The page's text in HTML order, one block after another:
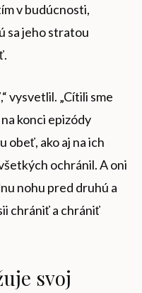
v budúcnosti,
sa jeho stratou
vysvetlil. „Cítili sme
konci epizódy
obeť, ako aj na ich
ochránil. A oni
nohu pred druhú a
chrániť a chrániť
svoj